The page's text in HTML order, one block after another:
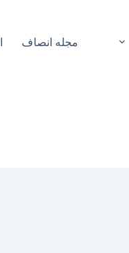
مجله انصاف